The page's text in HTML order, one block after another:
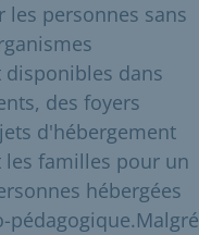
personnes sans
dans
des foyers
d'hébergement
les familles pour un
hébergées
pédagogique.Malgré